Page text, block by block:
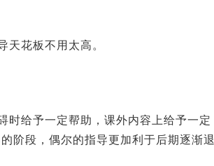
天花板不用太高。
时给予一定帮助，课外内容上给予一定
阶段，偶尔的指导更加利于后期逐渐退